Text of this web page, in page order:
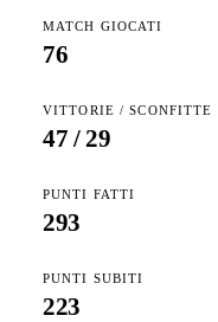
MATCH GIOCATI
76
VITTORIE / SCONFITTE
47 /29
PUNTI FATTI
293
PUNTI SUBITI
223